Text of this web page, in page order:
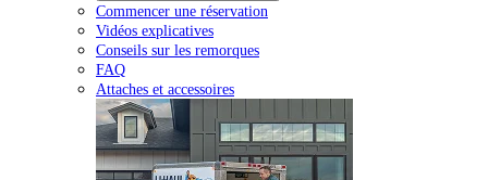
Commencer une réservation
Vidéos explicatives
Conseils sur les remorques
FAQ
Attaches et accessoires